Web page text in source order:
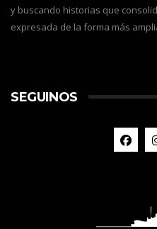
y buscando historias que
expresada de la forma más
SEGUINOS